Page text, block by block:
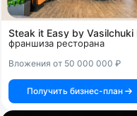
франшиза ресторана
Вложения от 50 000 000 ₽
Получить бизнес-план